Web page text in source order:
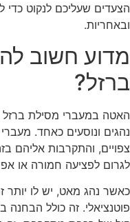
שעליכם לנקוט כדי
חשוב
במעברי מסילת ברזל
ונוסעים כאחד. מעברי
והתקרבות אליהם
לפציעה חמורה או
נהג מאט, יש לו יותר
זה כולל הבחנה